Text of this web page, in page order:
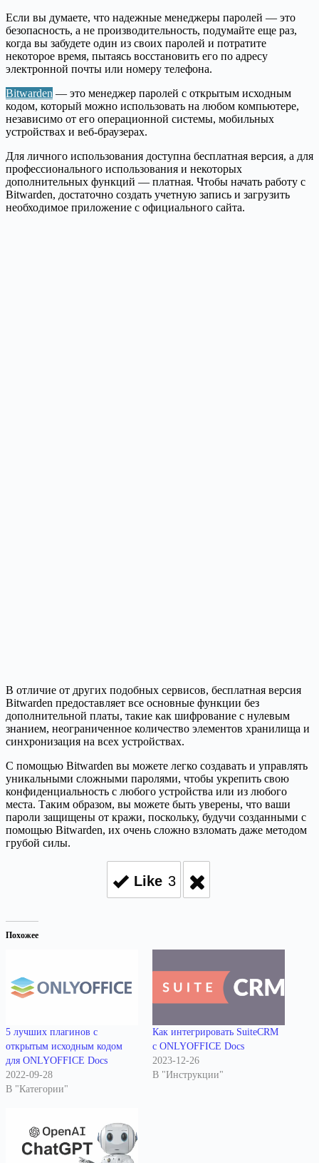
Если вы думаете, что надежные менеджеры паролей — это
безопасность, а не производительность, подумайте еще раз,
когда вы забудете один из своих паролей и потратите
некоторое время, пытаясь восстановить его по адресу
электронной почты или номеру телефона.
Bitwarden — это менеджер паролей с открытым исходным
кодом, который можно использовать на любом компьютере,
независимо от его операционной системы, мобильных
устройствах и веб-браузерах.
Для личного использования доступна бесплатная версия, а для
профессионального использования и некоторых
дополнительных функций — платная. Чтобы начать работу с
Bitwarden, достаточно создать учетную запись и загрузить
необходимое приложение с официального сайта.
В отличие от других подобных сервисов, бесплатная версия
Bitwarden предоставляет все основные функции без
дополнительной платы, такие как шифрование с нулевым
знанием, неограниченное количество элементов хранилища и
синхронизация на всех устройствах.
С помощью Bitwarden вы можете легко создавать и управлять
уникальными сложными паролями, чтобы укрепить свою
конфиденциальность с любого устройства или из любого
места. Таким образом, вы можете быть уверены, что ваши
пароли защищены от кражи, поскольку, будучи созданными с
помощью Bitwarden, их очень сложно взломать даже методом
грубой силы.
Like 3
Похожее
5 лучших плагинов с
открытым исходным кодом
для ONLYOFFICE Docs
2022-09-28
В "Категории"
Как интегрировать SuiteCRM
с ONLYOFFICE Docs
2023-12-26
В "Инструкции"